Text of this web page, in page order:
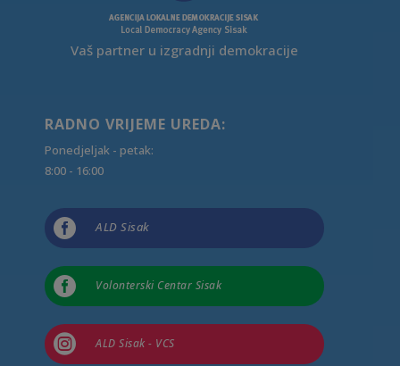
Vaš partner u izgradnji demokracije
RADNO VRIJEME UREDA:
Ponedjeljak - petak:
8:00 - 16:00
 ALD Sisak
 Volonterski Centar Sisak
 ALD Sisak - VCS